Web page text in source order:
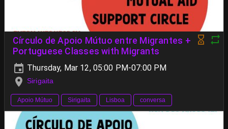
Círculo de Apoio Mútuo entre Migrantes +
Portuguese Classes with Migrants
Thursday, Mar 12, 05:00 PM-07:00 PM
Sirigaita
Apoio Mútuo Sirigaita Lisboa conversa